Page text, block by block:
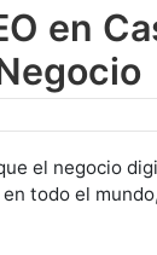
en
el negocio
todo el